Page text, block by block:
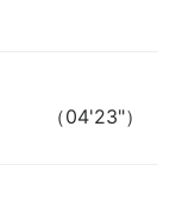
（04'23"）